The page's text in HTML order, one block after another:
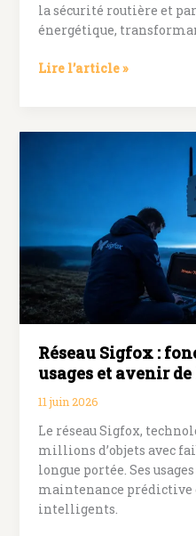
la sécurité routière et
énergétique,
Technologie
sécurité
l’énergie
Lire l’article »
Réseau Sigfox :
usages et avenir
11 juin 2026
Le réseau Sigfox,
millions d’objets avec
longue portée. Ses
maintenance prédictive
intelligents.